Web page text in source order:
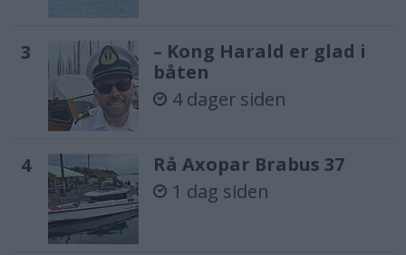
– Kong Harald er glad i
båten
4 dager siden
Rå Axopar Brabus 37
1 dag siden